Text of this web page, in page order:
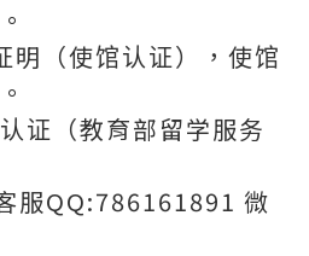
明（使馆认证），使馆
证（教育部留学服务
服QQ:786161891 微